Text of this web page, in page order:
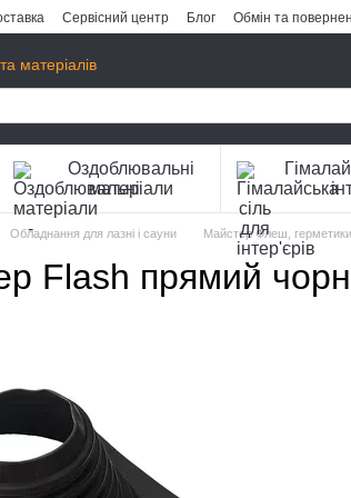
Сервісний центр Блог Обмін та
матеріалів
Оздоблювальні
матеріали
Обладнання для лазні і сауни Майстер Флеш, герметики
Flash прямий